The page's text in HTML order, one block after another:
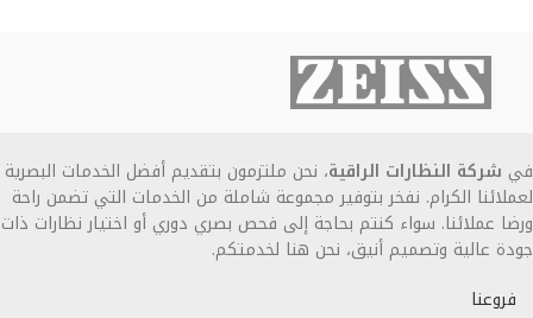
في شركة النظارات الراقية، نحن ملتزمون بتقديم أفضل الخدمات البصرية
لعملائنا الكرام. نفخر بتوفير مجموعة شاملة من الخدمات التي تضمن راحة
ورضا عملائنا. سواء كنتم بحاجة إلى فحص بصري دوري أو اختيار نظارات ذات
جودة عالية وتصميم أنيق، نحن هنا لخدمتكم.
فروعنا